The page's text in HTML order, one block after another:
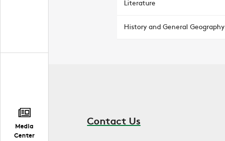
Media
Center
Literature
History and General Geography
Contact Us